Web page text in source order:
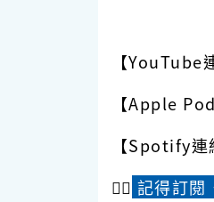
【YouTube
【Apple
【Spotify連
☝🏻 記得訂閱